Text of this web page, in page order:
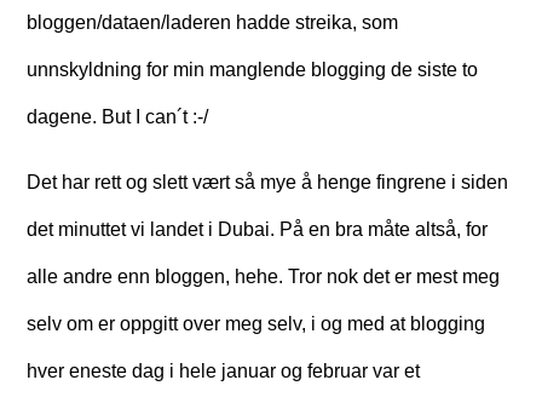
bloggen/dataen/laderen hadde streika, som
unnskyldning for min manglende blogging de siste to
dagene. But I can´t :-/
Det har rett og slett vært så mye å henge fingrene i siden
det minuttet vi landet i Dubai. På en bra måte altså, for
alle andre enn bloggen, hehe. Tror nok det er mest meg
selv om er oppgitt over meg selv, i og med at blogging
hver eneste dag i hele januar og februar var et